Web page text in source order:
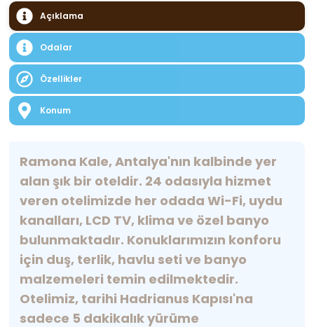
Açıklama
Odalar
Özellikler
Konum
Ramona Kale, Antalya'nın kalbinde yer
alan şık bir oteldir. 24 odasıyla hizmet
veren otelimizde her odada Wi-Fi, uydu
kanalları, LCD TV, klima ve özel banyo
bulunmaktadır. Konuklarımızın konforu
için duş, terlik, havlu seti ve banyo
malzemeleri temin edilmektedir.
Otelimiz, tarihi Hadrianus Kapısı'na
sadece 5 dakikalık yürüme